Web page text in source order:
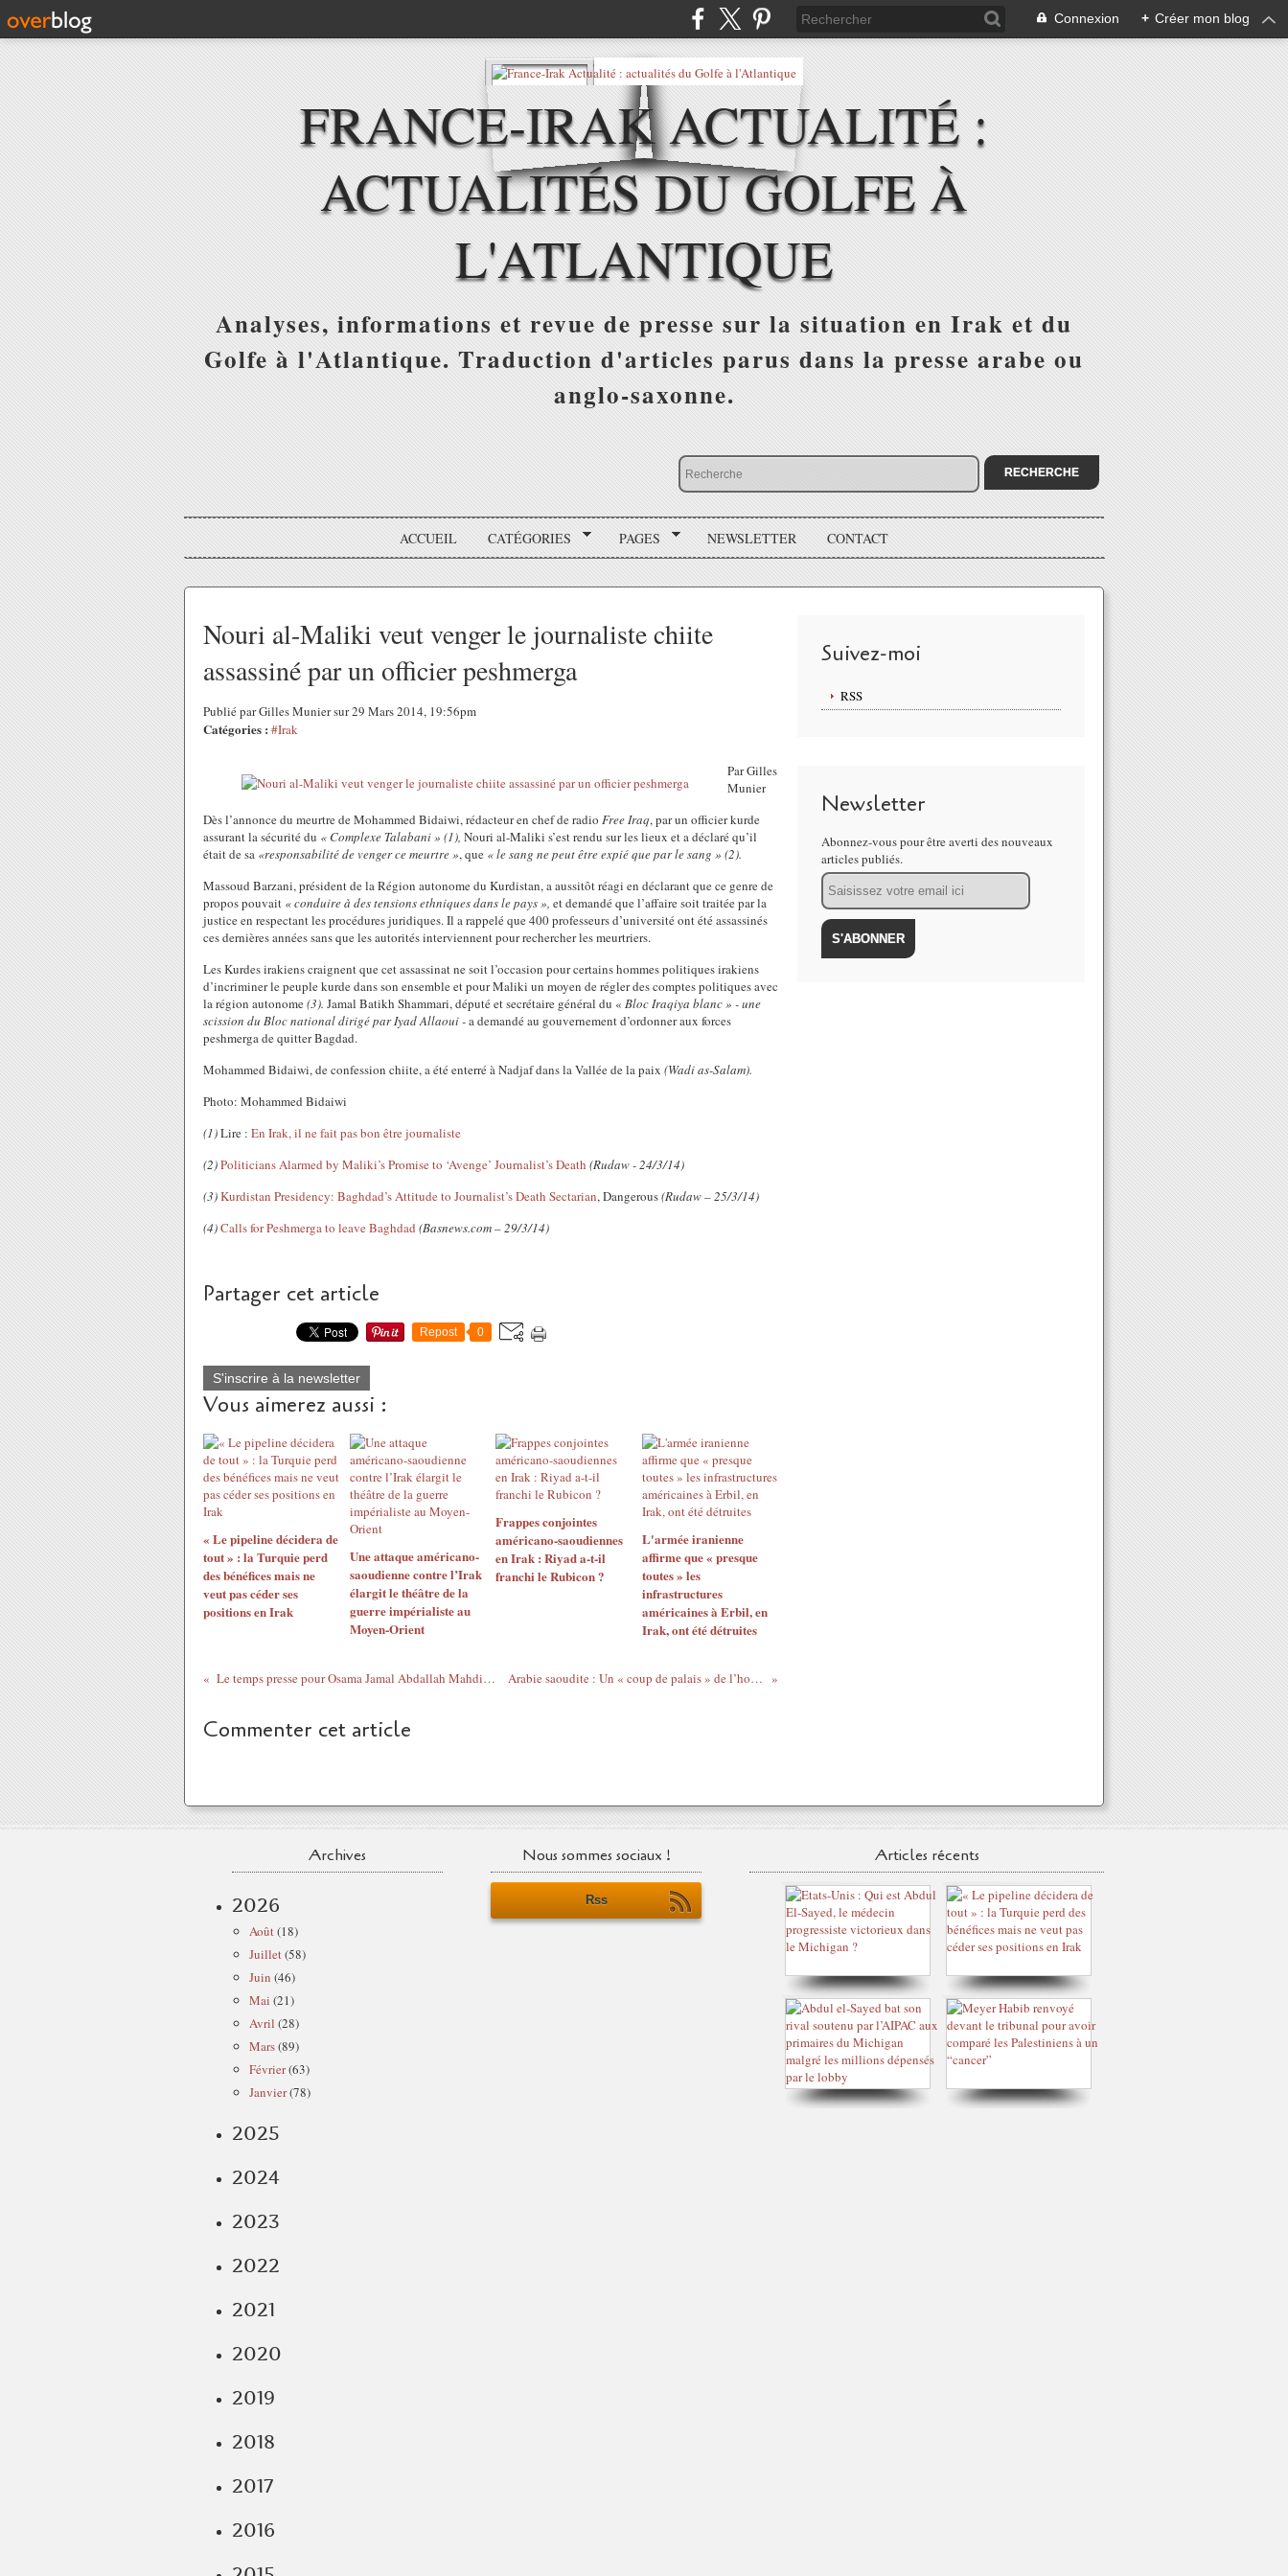
Connexion + Créer mon blog
FRANCE-IRAK ACTUALITÉ :
ACTUALITÉS DU GOLFE À
L'ATLANTIQUE
Analyses, informations et revue de presse sur la situation en Irak et du
Golfe à l'Atlantique. Traduction d'articles parus dans la presse arabe ou
anglo-saxonne.
ACCUEIL CATÉGORIES PAGES NEWSLETTER CONTACT
Nouri al-Maliki veut venger le journaliste chiite
assassiné par un officier peshmerga
Publié par Gilles Munier sur 29 Mars 2014, 19:56pm
Catégories : #Irak
Par Gilles
Munier
Dès l’annonce du meurtre de Mohammed Bidaiwi, rédacteur en chef de radio Free Iraq, par un officier kurde
assurant la sécurité du « Complexe Talabani » (1), Nouri al-Maliki s’est rendu sur les lieux et a déclaré qu’il
était de sa «responsabilité de venger ce meurtre », que « le sang ne peut être expié que par le sang » (2).
Massoud Barzani, président de la Région autonome du Kurdistan, a aussitôt réagi en déclarant que ce genre de
propos pouvait « conduire à des tensions ethniques dans le pays », et demandé que l’affaire soit traitée par la
justice en respectant les procédures juridiques. Il a rappelé que 400 professeurs d’université ont été assassinés
ces dernières années sans que les autorités interviennent pour rechercher les meurtriers.
Les Kurdes irakiens craignent que cet assassinat ne soit l’occasion pour certains hommes politiques irakiens
d’incriminer le peuple kurde dans son ensemble et pour Maliki un moyen de régler des comptes politiques avec
la région autonome(3). Jamal Batikh Shammari, député et secrétaire général du « Bloc Iraqiya blanc » - une
scission du Bloc national dirigé par Iyad Allaoui -a demandé au gouvernement d’ordonner aux forces
peshmerga de quitter Bagdad.
Mohammed Bidaiwi, de confession chiite, a été enterré à Nadjaf dans la Vallée de la paix (Wadi as-Salam).
Photo: Mohammed Bidaiwi
(1)Lire : En Irak, il ne fait pas bon être journaliste
(2)Politicians Alarmed by Maliki’s Promise to ‘Avenge’ Journalist’s Death (Rudaw - 24/3/14)
(3)Kurdistan Presidency: Baghdad’s Attitude to Journalist’s Death Sectarian, Dangerous(Rudaw – 25/3/14)
(4)Calls for Peshmerga to leave Baghdad (Basnews.com – 29/3/14)
Partager cet article
Repost 0
S'inscrire à la newsletter
Vous aimerez aussi :
« Le pipeline décidera de
tout » : la Turquie perd
des bénéfices mais ne
veut pas céder ses
positions en Irak
Une attaque américano-
saoudienne contre l’Irak
élargit le théâtre de la
guerre impérialiste au
Moyen-Orient
Frappes conjointes
américano-saoudiennes
en Irak : Riyad a-t-il
franchi le Rubicon ?
L'armée iranienne
affirme que « presque
toutes » les
infrastructures
américaines à Erbil, en
Irak, ont été détruites
Le temps presse pour Osama Jamal Abdallah Mahdi qui risque la potence en Irak Arabie saoudite : Un « coup de palais » de l’homme-lige du roi Abdallah ?
Commenter cet article
Suivez-moi
RSS
Newsletter
Abonnez-vous pour être averti des nouveaux
articles publiés.
Email
Archives
2026
Août(18)
Juillet(58)
Juin (46)
Mai (21)
Avril (28)
Mars(89)
Février(63)
Janvier(78)
2025
2024
2023
2022
2021
2020
2019
2018
2017
2016
Nous sommes sociaux !
Rss
Articles récents